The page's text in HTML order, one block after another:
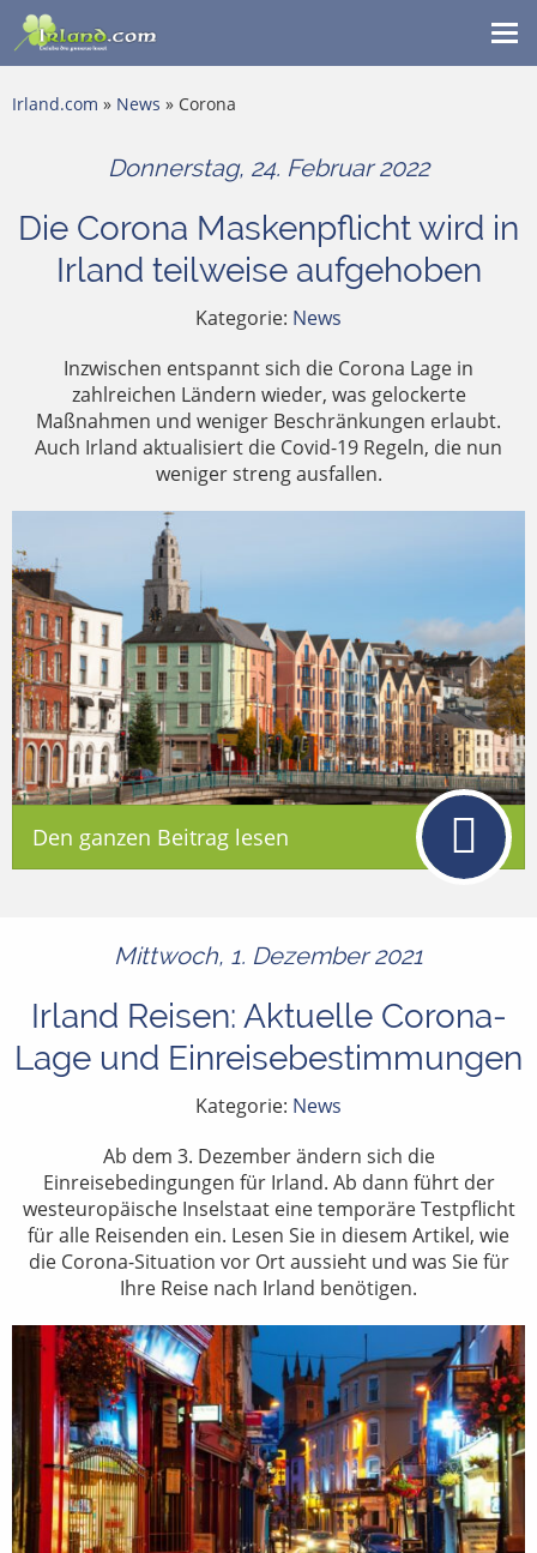
Irland.com » News » Corona
Donnerstag, 24. Februar 2022
Die Corona Maskenpflicht wird in
Irland teilweise aufgehoben
Kategorie: News
Inzwischen entspannt sich die Corona Lage in
zahlreichen Ländern wieder, was gelockerte
Maßnahmen und weniger Beschränkungen erlaubt.
Auch Irland aktualisiert die Covid-19 Regeln, die nun
weniger streng ausfallen.
Den ganzen Beitrag lesen
Mittwoch, 1. Dezember 2021
Irland Reisen: Aktuelle Corona-
Lage und Einreisebestimmungen
Kategorie: News
Ab dem 3. Dezember ändern sich die
Einreisebedingungen für Irland. Ab dann führt der
westeuropäische Inselstaat eine temporäre Testpflicht
für alle Reisenden ein. Lesen Sie in diesem Artikel, wie
die Corona-Situation vor Ort aussieht und was Sie für
Ihre Reise nach Irland benötigen.